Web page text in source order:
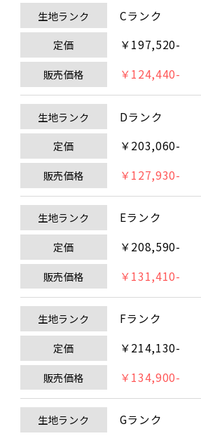
生地ランク Cランク
定価 ￥197,520-
販売価格 ￥124,440-
生地ランク Dランク
定価 ￥203,060-
販売価格 ￥127,930-
生地ランク Eランク
定価 ￥208,590-
販売価格 ￥131,410-
生地ランク Fランク
定価 ￥214,130-
販売価格 ￥134,900-
生地ランク Gランク